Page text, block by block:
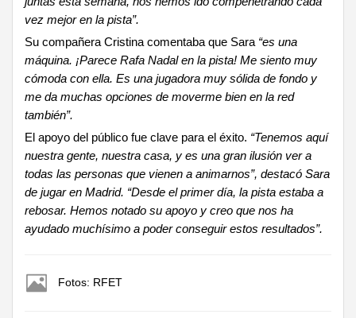
vez mejor en la pista”.
Su compañera Cristina comentaba que Sara “es una
máquina. ¡Parece Rafa Nadal en la pista! Me siento muy
cómoda con ella. Es una jugadora muy sólida de fondo y
me da muchas opciones de moverme bien en la red
también”.
El apoyo del público fue clave para el éxito. “Tenemos aquí
nuestra gente, nuestra casa, y es una gran ilusión ver a
todas las personas que vienen a animarnos”, destacó Sara
de jugar en Madrid. “Desde el primer día, la pista estaba a
rebosar. Hemos notado su apoyo y creo que nos ha
ayudado muchísimo a poder conseguir estos resultados”.
Fotos: RFET